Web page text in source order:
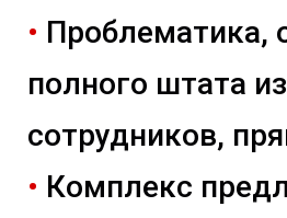
• Проблематика,
полного штата
сотрудников,
• Комплекс